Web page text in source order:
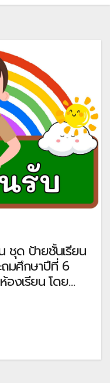
ชุด ป้ายชั้นเรียน
มศึกษาปีที่ 6
งเรียน โดย